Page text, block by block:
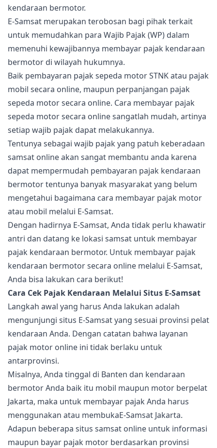
kendaraan bermotor.
E-Samsat merupakan terobosan bagi pihak terkait
untuk memudahkan para Wajib Pajak (WP) dalam
memenuhi kewajibannya membayar pajak kendaraan
bermotor di wilayah hukumnya.
Baik pembayaran pajak sepeda motor STNK atau pajak
mobil secara online, maupun perpanjangan pajak
sepeda motor secara online. Cara membayar pajak
sepeda motor secara online sangatlah mudah, artinya
setiap wajib pajak dapat melakukannya.
Tentunya sebagai wajib pajak yang patuh keberadaan
samsat online akan sangat membantu anda karena
dapat mempermudah pembayaran pajak kendaraan
bermotor tentunya banyak masyarakat yang belum
mengetahui bagaimana cara membayar pajak motor
atau mobil melalui E-Samsat.
Dengan hadirnya E-Samsat, Anda tidak perlu khawatir
antri dan datang ke lokasi samsat untuk membayar
pajak kendaraan bermotor. Untuk membayar pajak
kendaraan bermotor secara online melalui E-Samsat,
Anda bisa lakukan cara berikut!
Cara Cek Pajak Kendaraan Melalui Situs E-Samsat
Langkah awal yang harus Anda lakukan adalah
mengunjungi situs E-Samsat yang sesuai provinsi pelat
kendaraan Anda. Dengan catatan bahwa layanan
pajak motor online ini tidak berlaku untuk
antarprovinsi.
Misalnya, Anda tinggal di Banten dan kendaraan
bermotor Anda baik itu mobil maupun motor berpelat
Jakarta, maka untuk membayar pajak Anda harus
menggunakan atau membukaE-Samsat Jakarta.
Adapun beberapa situs samsat online untuk informasi
maupun bayar pajak motor berdasarkan provinsi